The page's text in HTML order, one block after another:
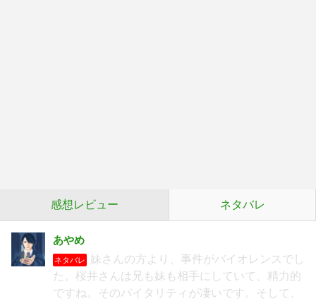
感想レビュー ネタバレ
あやめ
ネタバレ
妹さんの方より、事件がバイオレンスでし
た。桜井さんは兄も妹も相手にしていて、精力的
ですね。そのバイタリティが凄いです。そして、